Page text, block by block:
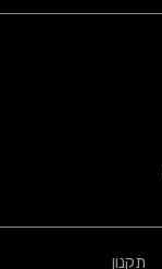
תקנון